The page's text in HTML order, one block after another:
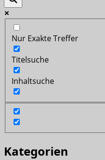
Nur Exakte Treffer
Titelsuche
Inhaltsuche
Kategorien